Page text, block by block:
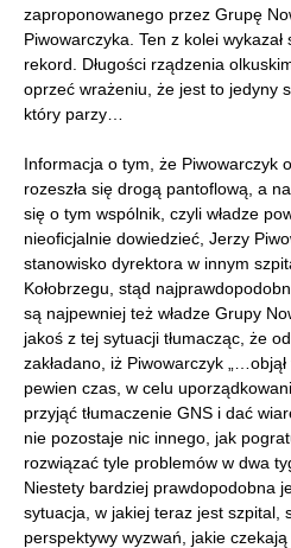
zaproponowanego przez Grupę
Piwowarczyka. Ten z kolei
rekord. Długości rządzenia
oprzeć wrażeniu, że jest to jedyny
który parzy…
Informacja o tym, że Piwowarczyk
rozeszła się drogą pantoflową, a
się o tym wspólnik, czyli władze
nieoficjalnie dowiedzieć, Jerzy
stanowisko dyrektora w innym
Kołobrzegu, stąd
są najpewniej też władze Grupy
jakoś z tej sytuacji tłumacząc, że
zakładano, iż Piwowarczyk
pewien czas, w celu
przyjąć tłumaczenie GNS i dać
nie pozostaje nic innego, jak
rozwiązać tyle problemów w dwa
Niestety bardziej prawdopodobna
sytuacja, w jakiej teraz jest szpital,
perspektywy wyzwań, jakie